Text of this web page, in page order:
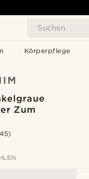
Suchen
Körperpflege
Zum